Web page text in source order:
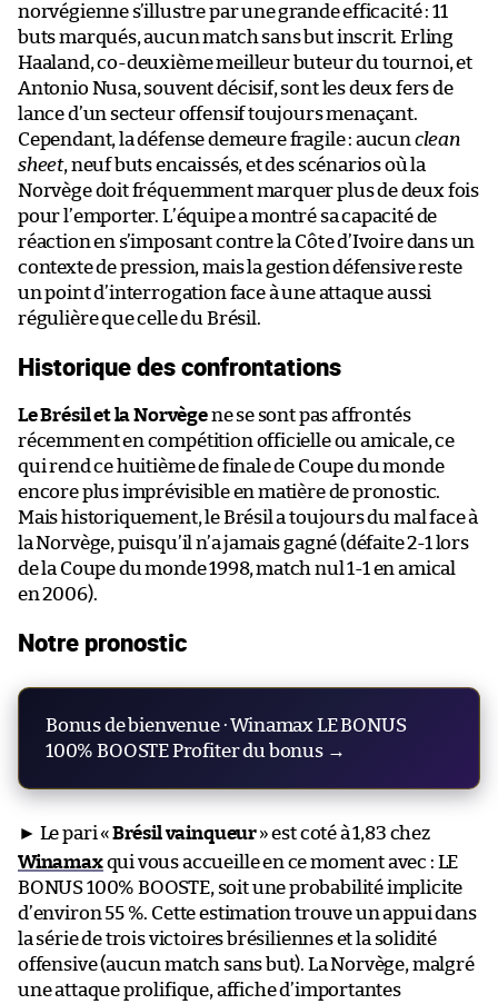
norvégienne s’illustre par une grande efficacité : 11
buts marqués, aucun match sans but inscrit. Erling
Haaland, co-deuxième meilleur buteur du tournoi, et
Antonio Nusa, souvent décisif, sont les deux fers de
lance d’un secteur offensif toujours menaçant.
Cependant, la défense demeure fragile : aucun clean
sheet, neuf buts encaissés, et des scénarios où la
Norvège doit fréquemment marquer plus de deux fois
pour l’emporter. L’équipe a montré sa capacité de
réaction en s’imposant contre la Côte d’Ivoire dans un
contexte de pression, mais la gestion défensive reste
un point d’interrogation face à une attaque aussi
régulière que celle du Brésil.
Historique des confrontations
Le Brésil et la Norvègene se sont pas affrontés
récemment en compétition officielle ou amicale, ce
qui rend ce huitième de finale de Coupe du monde
encore plus imprévisible en matière de pronostic.
Mais historiquement, le Brésil a toujours du mal face à
la Norvège, puisqu’il n’a jamais gagné (défaite 2-1 lors
de la Coupe du monde 1998, match nul 1-1 en amical
en 2006).
Notre pronostic
Bonus de bienvenue · Winamax LE BONUS
100% BOOSTE Profiter du bonus →
► Le pari «Brésil vainqueur» est coté à 1,83 chez
Winamaxqui vous accueille en ce moment avec : LE
BONUS 100% BOOSTE, soit une probabilité implicite
d’environ 55 %. Cette estimation trouve un appui dans
la série de trois victoires brésiliennes et la solidité
offensive (aucun match sans but). La Norvège, malgré
une attaque prolifique, affiche d’importantes